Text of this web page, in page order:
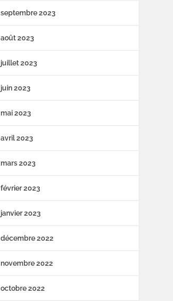
septembre 2023
août 2023
juillet 2023
juin 2023
mai 2023
avril 2023
mars 2023
février 2023
janvier 2023
décembre 2022
novembre 2022
octobre 2022